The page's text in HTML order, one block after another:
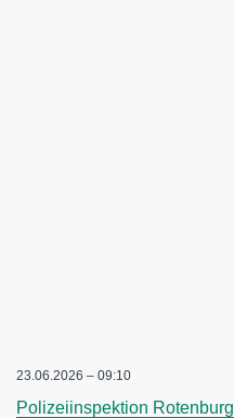
23.06.2026 – 09:10
Polizeiinspektion Rotenburg